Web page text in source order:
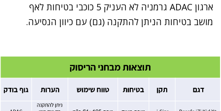
ארגון ADAC גרמניה לא העניק 5 כוכבי בטיחות לאף
מושב בטיחות הניתן להתקנה (גם) עם כיוון הנסיעה.